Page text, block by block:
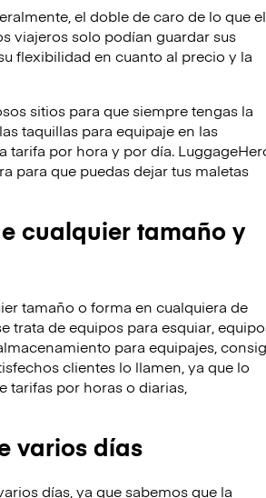
el doble de caro de lo que el
viajeros solo podían guardar sus
flexibilidad en cuanto al precio y la
sitios para que siempre tengas la
taquillas para equipaje en las
tarifa por hora y por día.
para que puedas dejar tus maletas
cualquier tamaño y
tamaño o forma en cualquiera de
trata de equipos para esquiar,
para equipajes,
clientes lo llamen, ya que lo
tarifas por horas o diarias,
varios días
días, ya que sabemos que la